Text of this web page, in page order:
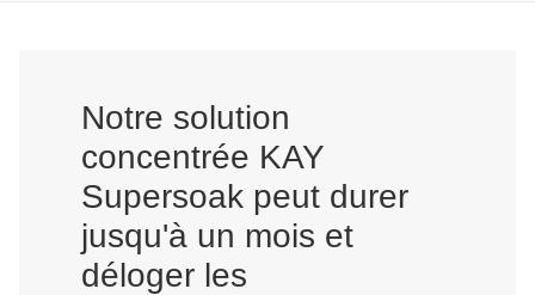
Notre solution
concentrée KAY
Supersoak peut durer
jusqu'à un mois et
déloger les